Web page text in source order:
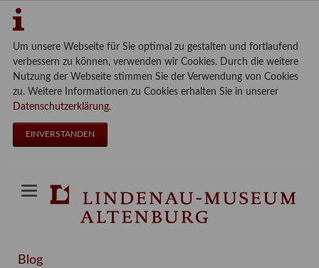
Um unsere Webseite für Sie optimal zu gestalten und fortlaufend
verbessern zu können, verwenden wir Cookies. Durch die weitere
Nutzung der Webseite stimmen Sie der Verwendung von Cookies
zu. Weitere Informationen zu Cookies erhalten Sie in unserer
Datenschutzerklärung.
EINVERSTANDEN
Blog